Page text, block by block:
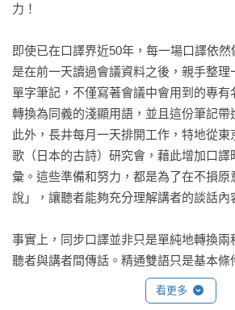
力！
即使已在口譯界近50年，每一場口譯依
是在前一天讀過會議資料之後，親手整
單字筆記，不僅寫著會議中會用到的專
轉換為同義的淺顯用語，並且這份筆記帶
此外，長井每月一天排開工作，特地從東
歌（日本的古詩）研究會，藉此增加口譯
彙。這些準備和努力，都是為了在不損原
說」，讓聽者能夠充分理解講者的談話內
事實上，同步口譯並非只是單純地轉換兩
聽者與講者間傳話。精通雙語只是基本條
須連同講者的情感與心意一併傳達給聽者。
看更多